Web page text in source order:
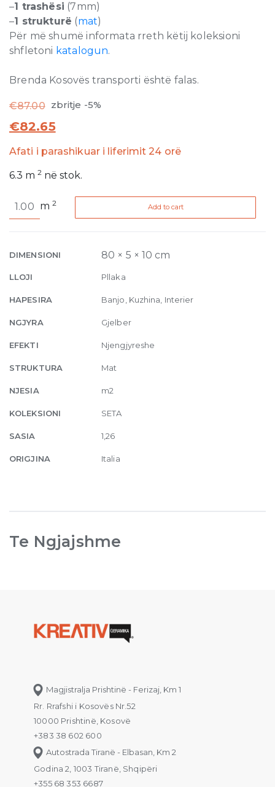
–1 trashësi (7mm)
–1 strukturë (mat)
Për më shumë informata rreth këtij koleksioni
shfletoni katalogun.
Brenda Kosovës transporti është falas.
€87.00 zbritje -5%
€82.65
Afati i parashikuar i liferimit 24 orë
6.3 m2 në stok.
Oliva
x
30
x
quantity
m2 Add to cart
DIMENSIONI 80 × 5 × 10 cm
LLOJI Pllaka
HAPESIRA Banjo, Kuzhina, Interier
NGJYRA Gjelber
EFEKTI Njengjyreshe
STRUKTURA Mat
NJESIA m2
KOLEKSIONI SETA
SASIA 1,26
ORIGJINA Italia
Te Ngjajshme
Magjistralja Prishtinë - Ferizaj, Km 1
Rr. Rrafshi i Kosovës Nr.52
10000 Prishtinë, Kosovë
+383 38 602 600
Autostrada Tiranë - Elbasan, Km 2
Godina 2, 1003 Tiranë, Shqipëri
+355 68 353 6687